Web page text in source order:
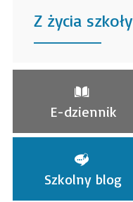
Z życia szkoły
______
E-dziennik
Szkolny blog